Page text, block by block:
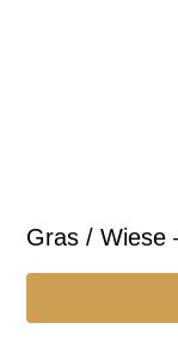
Gras / Wiese